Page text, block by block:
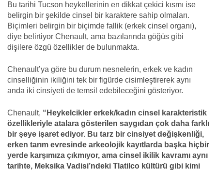
Bu tarihi Tucson heykellerinin en dikkat çekici kısmı ise
belirgin bir şekilde cinsel bir karaktere sahip olmaları.
Biçimleri belirgin bir biçimde fallik (erkek cinsel organı),
diye belirtiyor Chenault, ama bazılarında göğüs gibi
dişilere özgü özellikler de bulunmakta.
Chenault’ya göre bu durum nesnelerin, erkek ve kadın
cinselliğinin ikiliğini tek bir figürde cisimleştirerek aynı
anda iki cinsiyeti de temsil edebileceğini gösteriyor.
Chenault, “Heykelcikler erkek/kadın cinsel karakteristik
özellikleriyle atalara gösterilen saygıdan çok daha farklı
bir şeye işaret ediyor. Bu tarz bir cinsiyet değişkenliği,
erken tarım evresinde arkeolojik kayıtlarda başka hiçbir
yerde karşımıza çıkmıyor, ama cinsel ikilik kavramı aynı
tarihte, Meksika Vadisi’ndeki Tlatilco kültürü gibi kimi